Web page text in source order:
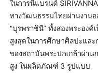
ในการนี้แบรนด์
ทางวัฒนธรรมไทยผ่านงาน
“บุรพราชินี” ทั้งสองพระอง
สูงสุดในการศึกษาศิลปะแล
ของสถาบันพระปกเกล้าผ่า
สูง ในผลิตภัณฑ์ 3 รูปแบบ